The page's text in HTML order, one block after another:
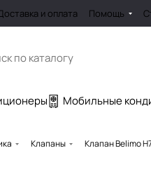
и оплата Помощь
Мобильные
Клапаны Клапан Belimo